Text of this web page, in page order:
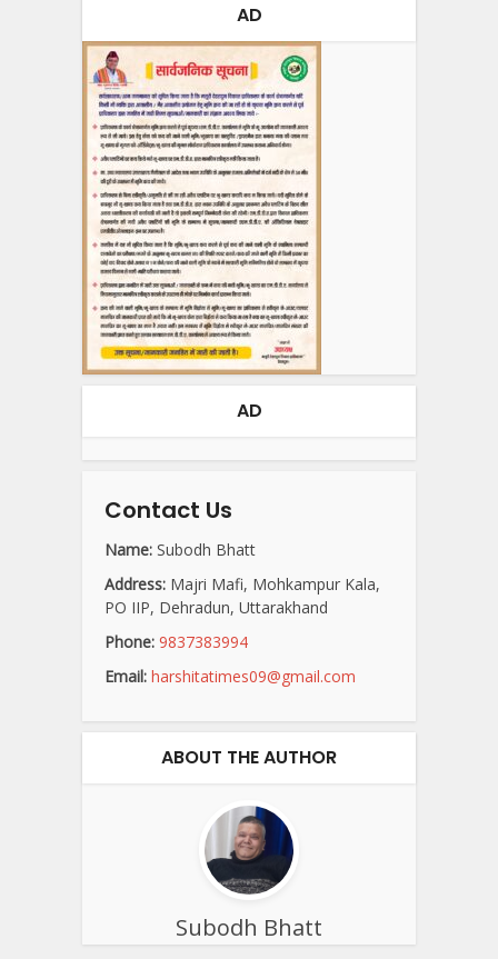
AD
AD
Contact Us
Name: Subodh Bhatt
Address: Majri Mafi, Mohkampur Kala,
PO IIP, Dehradun, Uttarakhand
Phone: 9837383994
Email: harshitatimes09@gmail.com
ABOUT THE AUTHOR
Subodh Bhatt